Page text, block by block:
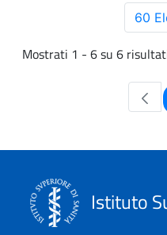
60
Mostrati 1 - 6 su 6
Istituto